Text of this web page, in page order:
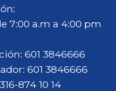
7:00 a.m a 4:00 pm
601 3846666
601 3846666
874 10 14